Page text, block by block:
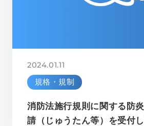
2024.01.11
規格・規制
消防法施行規則に関する防
請（じゅうたん等）を受付